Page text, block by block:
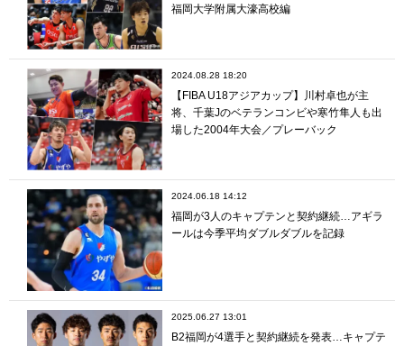
福岡大学附属大濠高校編
2024.08.28 18:20
【FIBA U18アジアカップ】川村卓也が主
将、千葉Jのベテランコンビや寒竹隼人も出
場した2004年大会／プレーバック
2024.06.18 14:12
福岡が3人のキャプテンと契約継続…アギラ
ールは今季平均ダブルダブルを記録
2025.06.27 13:01
B2福岡が4選手と契約継続を発表…キャプテ